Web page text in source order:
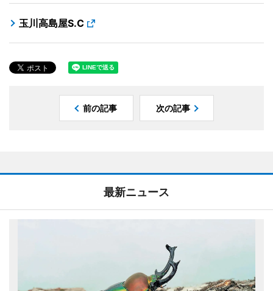
玉川高島屋S.C
前の記事 次の記事
最新ニュース